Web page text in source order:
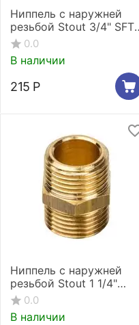
Ниппель с наружней
резьбой Stout 3/4" SFT-
0003-003434
0.0
В наличии
215 Р
Ниппель с наружней
резьбой Stout 1 1/4"
SFT-0003-114114
0.0
В наличии